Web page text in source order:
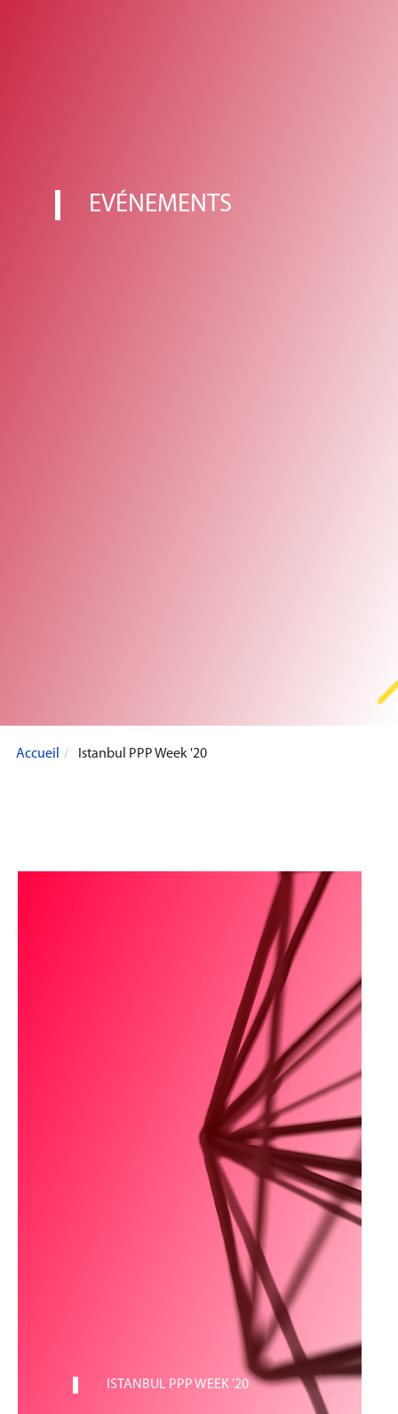
EVÉNEMENTS
Accueil Istanbul PPP Week '20
ISTANBUL PPP WEEK '20